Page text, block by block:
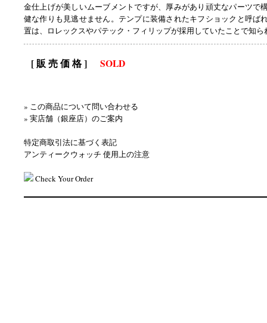
金仕上げが美しいムーブメントですが、厚みがあり頑丈なパーツで
健な作りも見逃せません。テンプに装備されたキフショックと呼ば
置は、ロレックスやパテック・フィリップが採用していたことで知ら
[ 販 売 価 格 ] SOLD
» この商品について問い合わせる
» 実店舗（銀座店）のご案内
特定商取引法に基づく表記
アンティークウォッチ 使用上の注意
Check Your Order